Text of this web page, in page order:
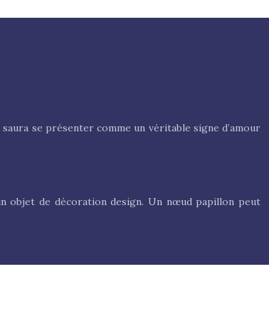
se présenter comme un véritable signe d’amour
objet de décoration design. Un nœud papillon peut